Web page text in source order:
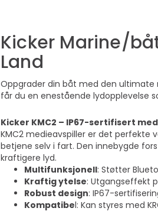
Kicker Marine/
Land
Oppgrader din båt med den ultimate
får du en enestående lydopplevelse
Kicker KMC2 – IP67-sertifisert
KMC2 medieavspiller er det perfekte
betjene selv i fart. Den innebygde
kraftigere lyd.
Multifunksjonell: Støtter
Kraftig ytelse: Utgangseffekt
Robust design: IP67-
Kompatibel: Kan styres med